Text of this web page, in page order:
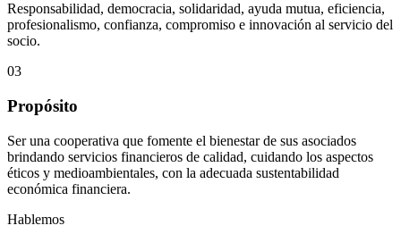
Responsabilidad, democracia, solidaridad, ayuda mutua, eficiencia,
profesionalismo, confianza, compromiso e innovación al servicio del
socio.
03
Propósito
Ser una cooperativa que fomente el bienestar de sus asociados
brindando servicios financieros de calidad, cuidando los aspectos
éticos y medioambientales, con la adecuada sustentabilidad
económica financiera.
Hablemos